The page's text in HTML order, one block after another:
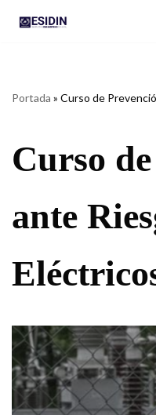
Portada » Curso de
Curso
ante